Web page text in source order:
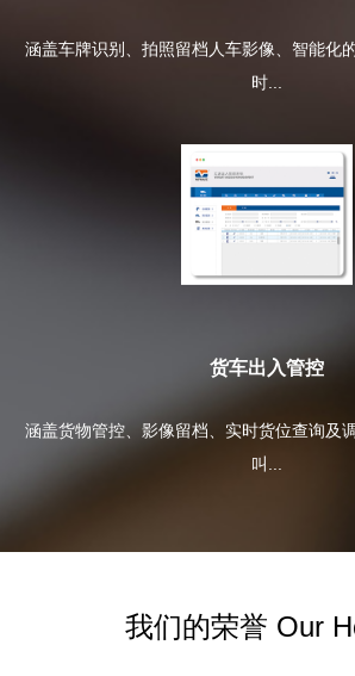
涵盖车牌识别、拍照留档人车影像、智能化
时...
货车出入管控
涵盖货物管控、影像留档、实时货位查询及
叫...
我们的荣誉 Our